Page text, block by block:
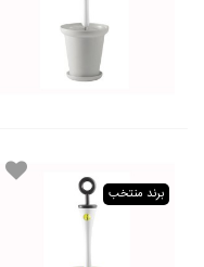
برند منتخب